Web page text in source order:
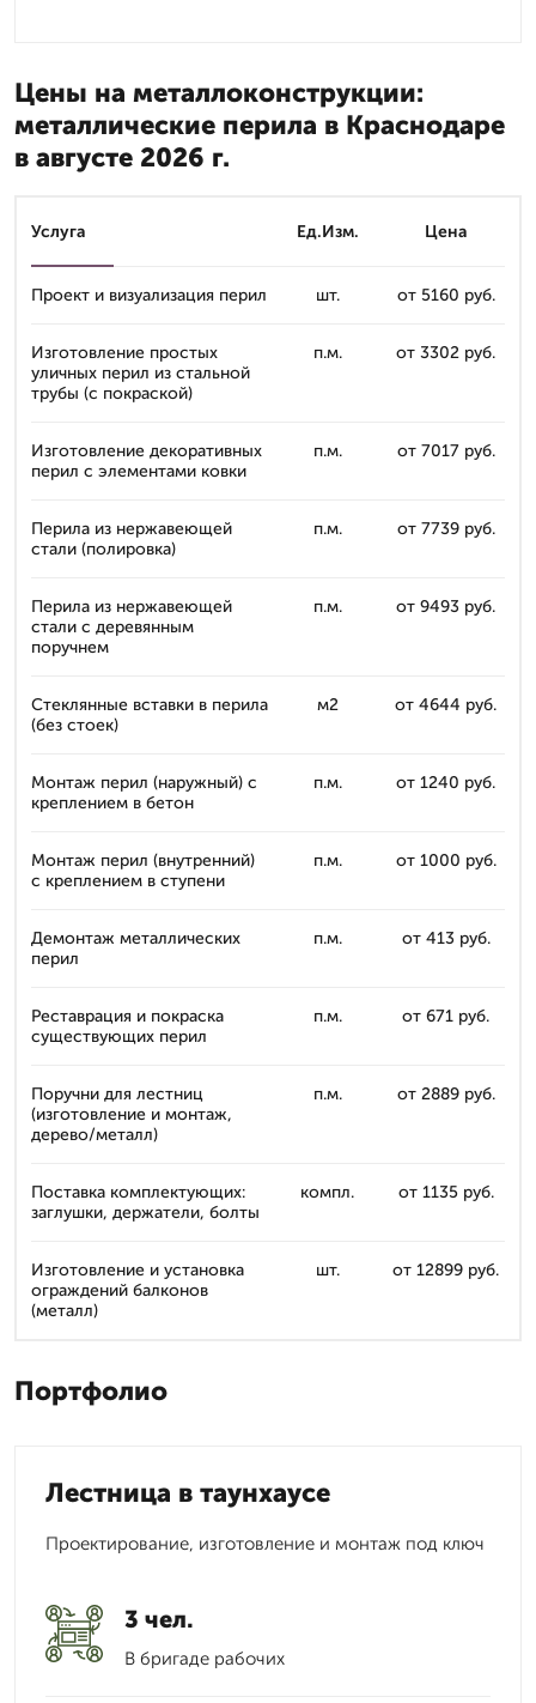
Цены на металлоконструкции:
металлические перила в Краснодаре
в августе 2026 г.
Услуга Ед.Изм. Цена
Проект и визуализация перил шт. от 5160 руб.
Изготовление простых
уличных перил из стальной
трубы (с покраской)
п.м. от 3302 руб.
Изготовление декоративных
перил с элементами ковки
п.м. от 7017 руб.
Перила из нержавеющей
стали (полировка)
п.м. от 7739 руб.
Перила из нержавеющей
стали с деревянным
поручнем
п.м. от 9493 руб.
Стеклянные вставки в перила
(без стоек)
м2 от 4644 руб.
Монтаж перил (наружный) с
креплением в бетон
п.м. от 1240 руб.
Монтаж перил (внутренний)
с креплением в ступени
п.м. от 1000 руб.
Демонтаж металлических
перил
п.м. от 413 руб.
Реставрация и покраска
существующих перил
п.м. от 671 руб.
Поручни для лестниц
(изготовление и монтаж,
дерево/металл)
п.м. от 2889 руб.
Поставка комплектующих:
заглушки, держатели, болты
компл. от 1135 руб.
Изготовление и установка
ограждений балконов
(металл)
шт. от 12899 руб.
Портфолио
Лестница в таунхаусе
Проектирование, изготовление и монтаж под ключ
3 чел.
В бригаде рабочих